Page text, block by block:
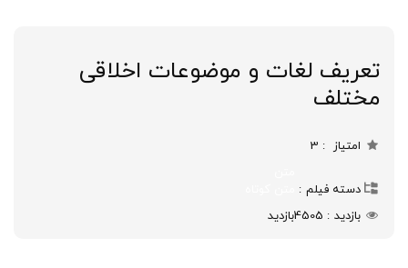
تعریف لغات و موضوعات اخلاقی
مختلف
امتیاز 3
دسته فیلم
بازدید
4505بازدید